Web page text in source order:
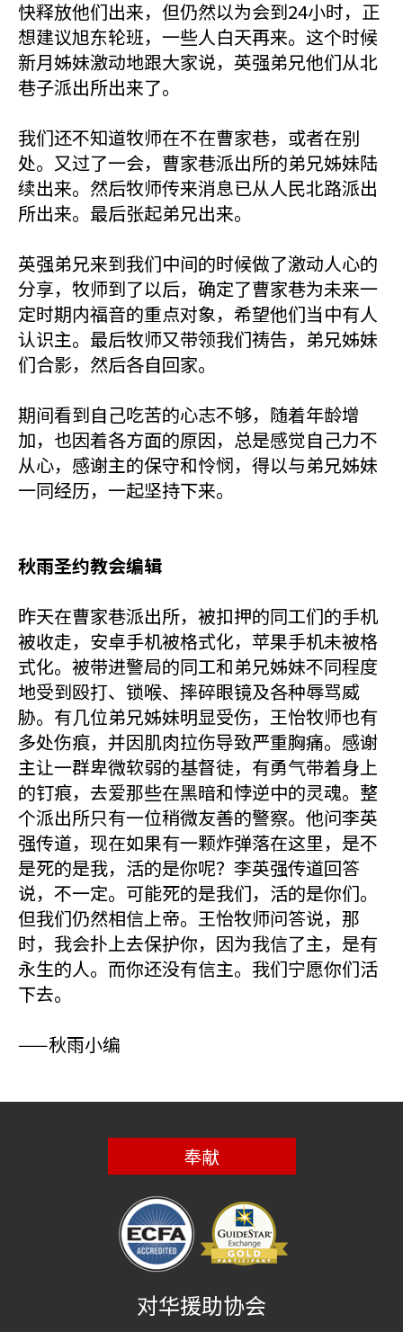
快释放他们出来，但仍然以为会到24小时，正
想建议旭东轮班，一些人白天再来。这个时候
新月姊妹激动地跟大家说，英强弟兄他们从北
巷子派出所出来了。
我们还不知道牧师在不在曹家巷，或者在别
处。又过了一会，曹家巷派出所的弟兄姊妹陆
续出来。然后牧师传来消息已从人民北路派出
所出来。最后张起弟兄出来。
英强弟兄来到我们中间的时候做了激动人心的
分享，牧师到了以后，确定了曹家巷为未来一
定时期内福音的重点对象，希望他们当中有人
认识主。最后牧师又带领我们祷告，弟兄姊妹
们合影，然后各自回家。
期间看到自己吃苦的心志不够，随着年龄增
加，也因着各方面的原因，总是感觉自己力不
从心，感谢主的保守和怜悯，得以与弟兄姊妹
一同经历，一起坚持下来。
秋雨圣约教会编辑
昨天在曹家巷派出所，被扣押的同工们的手机
被收走，安卓手机被格式化，苹果手机未被格
式化。被带进警局的同工和弟兄姊妹不同程度
地受到殴打、锁喉、摔碎眼镜及各种辱骂威
胁。有几位弟兄姊妹明显受伤，王怡牧师也有
多处伤痕，并因肌肉拉伤导致严重胸痛。感谢
主让一群卑微软弱的基督徒，有勇气带着身上
的钉痕，去爱那些在黑暗和悖逆中的灵魂。整
个派出所只有一位稍微友善的警察。他问李英
强传道，现在如果有一颗炸弹落在这里，是不
是死的是我，活的是你呢？李英强传道回答
说，不一定。可能死的是我们，活的是你们。
但我们仍然相信上帝。王怡牧师问答说，那
时，我会扑上去保护你，因为我信了主，是有
永生的人。而你还没有信主。我们宁愿你们活
下去。
——秋雨小编
奉献
对华援助协会